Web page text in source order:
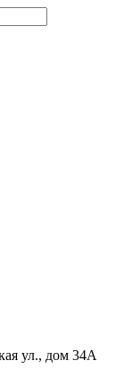
ул., дом 34А